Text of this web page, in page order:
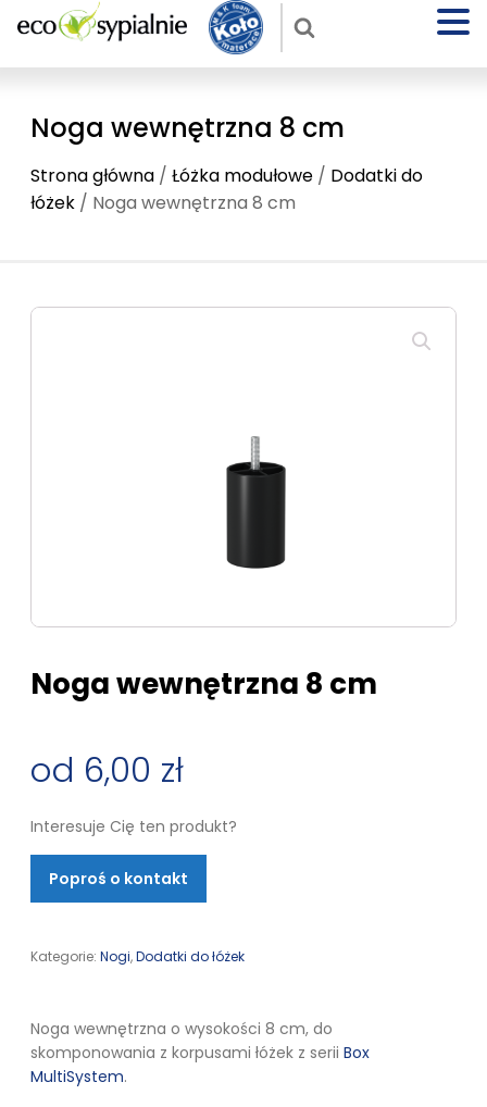
Noga wewnętrzna 8 cm
Strona główna / Łóżka modułowe / Dodatki do
łóżek / Noga wewnętrzna 8 cm
Noga wewnętrzna 8 cm
6,00 zł
Interesuje Cię ten produkt?
Poproś o kontakt
Kategorie: Nogi,Dodatki do łóżek
Noga wewnętrzna o wysokości 8 cm, do
skomponowania z korpusami łóżek z serii Box
MultiSystem.